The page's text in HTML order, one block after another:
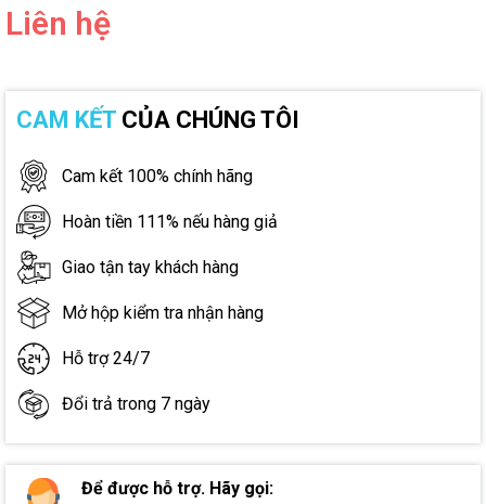
Liên hệ
CAM KẾT CỦA CHÚNG TÔI
Cam kết 100% chính hãng
Hoàn tiền 111% nếu hàng giả
Giao tận tay khách hàng
Mở hộp kiểm tra nhận hàng
Hỗ trợ 24/7
Đổi trả trong 7 ngày
Để được hỗ trợ. Hãy gọi: